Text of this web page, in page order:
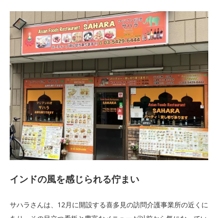
インドの風を感じられる佇まい
サハラさんは、12月に開設する喜多見の訪問介護事業所の近くに